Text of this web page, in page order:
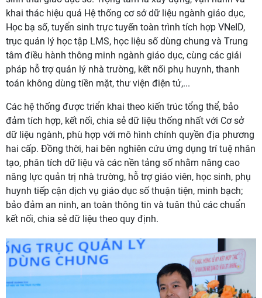
khai thác hiệu quả Hệ thống cơ sở dữ liệu ngành giáo dục,
Học bạ số, tuyển sinh trực tuyến toàn trình tích hợp VNeID,
trục quản lý học tập LMS, học liệu số dùng chung và Trung
tâm điều hành thông minh ngành giáo dục, cùng các giải
pháp hỗ trợ quản lý nhà trường, kết nối phụ huynh, thanh
toán không dùng tiền mặt, thư viện điện tử,...
Các hệ thống được triển khai theo kiến trúc tổng thể, bảo
đảm tích hợp, kết nối, chia sẻ dữ liệu thống nhất với Cơ sở
dữ liệu ngành, phù hợp với mô hình chính quyền địa phương
hai cấp. Đồng thời, hai bên nghiên cứu ứng dụng trí tuệ nhân
tạo, phân tích dữ liệu và các nền tảng số nhằm nâng cao
năng lực quản trị nhà trường, hỗ trợ giáo viên, học sinh, phụ
huynh tiếp cận dịch vụ giáo dục số thuận tiện, minh bạch;
bảo đảm an ninh, an toàn thông tin và tuân thủ các chuẩn
kết nối, chia sẻ dữ liệu theo quy định.